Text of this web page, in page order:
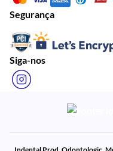
Segurança
Siga-nos